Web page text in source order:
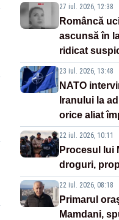
27 iul. 2026, 12:38
Româncă
ascunsă în
ridicat
23 iul. 2026, 13:48
NATO
Iranului la
orice aliat
22 iul. 2026, 10:11
Procesul lui
droguri,
22 iul. 2026, 08:18
Primarul
Mamdani,